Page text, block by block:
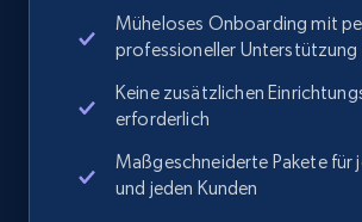
2.1K+ Jetzt
Amazon products global dataset
Müheloses Onboarding mit
professioneller Unterstützung
Keine zusätzlichen
erforderlich
Maßgeschneiderte Pakete für
und jeden Kunden